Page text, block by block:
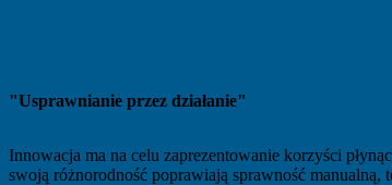
"Usprawnianie przez działanie"
Innowacja ma na celu zaprezentowanie korzyści
swoją różnorodność poprawiają sprawność